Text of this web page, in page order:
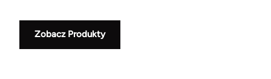
Zobacz Produkty